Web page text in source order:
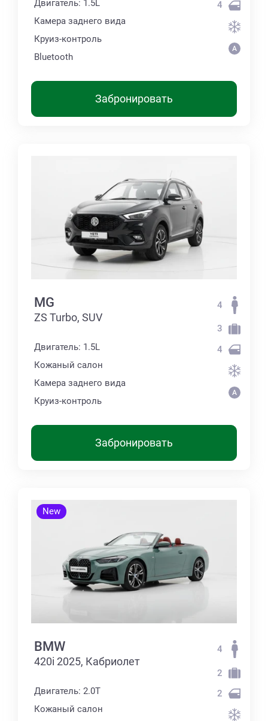
Двигатель: 1.5L
Камера заднего вида
Круиз-контроль
Bluetooth
4
Забронировать
MG
ZS Turbo, SUV
Двигатель: 1.5L
Кожаный салон
Камера заднего вида
Круиз-контроль
4
3
4
Забронировать
New
BMW
420i 2025, Кабриолет
Двигатель: 2.0T
Кожаный салон
4
2
2